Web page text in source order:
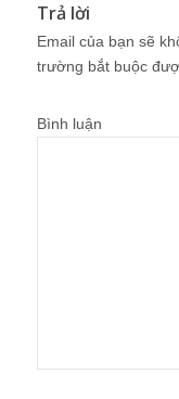
Trả lời
Email của bạn sẽ
trường bắt buộc
Bình luận